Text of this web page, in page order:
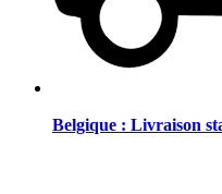
Belgique : Livraison